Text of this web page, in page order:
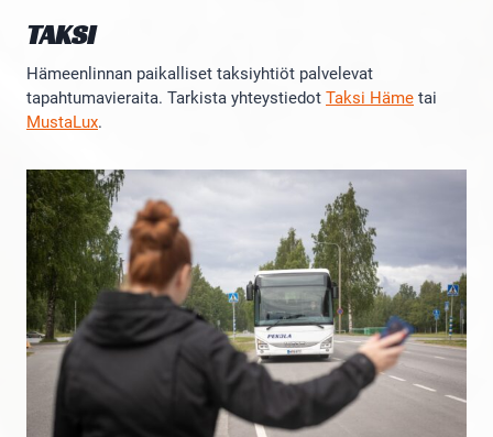
TAKSI
Hämeenlinnan paikalliset taksiyhtiöt palvelevat
tapahtumavieraita. Tarkista yhteystiedot Taksi Häme tai
MustaLux.